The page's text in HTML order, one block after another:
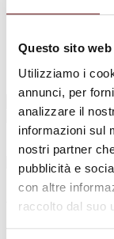
Questo sito
Utilizziamo i
annunci, per
analizzare il
informazioni sul
nostri partner
pubblicità e
con altre
raccolto dal suo
In caso di
News
Info e Contatti
Cerca
per:
Augusto
7 Aprile 1928 - 23